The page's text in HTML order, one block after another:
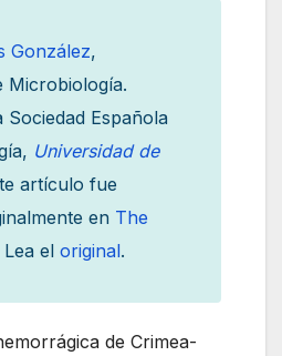
González,
Microbiología.
Sociedad Española
Universidad de
artículo fue
en The
Lea el original.
de Crimea-